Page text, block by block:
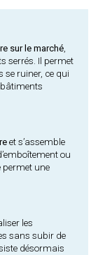
sur le marché,
serrés. Il permet
se ruiner, ce qui
et s’assemble
ou
permet une
les
sans subir de
désormais